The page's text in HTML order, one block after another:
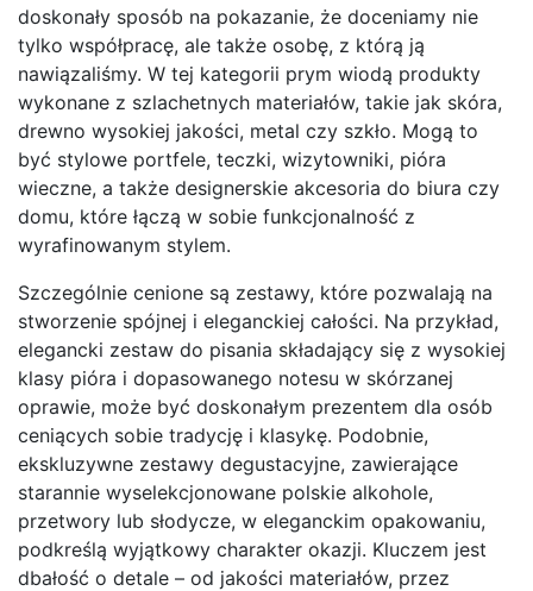
doskonały sposób na pokazanie, że doceniamy nie
tylko współpracę, ale także osobę, z którą ją
nawiązaliśmy. W tej kategorii prym wiodą produkty
wykonane z szlachetnych materiałów, takie jak skóra,
drewno wysokiej jakości, metal czy szkło. Mogą to
być stylowe portfele, teczki, wizytowniki, pióra
wieczne, a także designerskie akcesoria do biura czy
domu, które łączą w sobie funkcjonalność z
wyrafinowanym stylem.
Szczególnie cenione są zestawy, które pozwalają na
stworzenie spójnej i eleganckiej całości. Na przykład,
elegancki zestaw do pisania składający się z wysokiej
klasy pióra i dopasowanego notesu w skórzanej
oprawie, może być doskonałym prezentem dla osób
ceniących sobie tradycję i klasykę. Podobnie,
ekskluzywne zestawy degustacyjne, zawierające
starannie wyselekcjonowane polskie alkohole,
przetwory lub słodycze, w eleganckim opakowaniu,
podkreślą wyjątkowy charakter okazji. Kluczem jest
dbałość o detale – od jakości materiałów, przez